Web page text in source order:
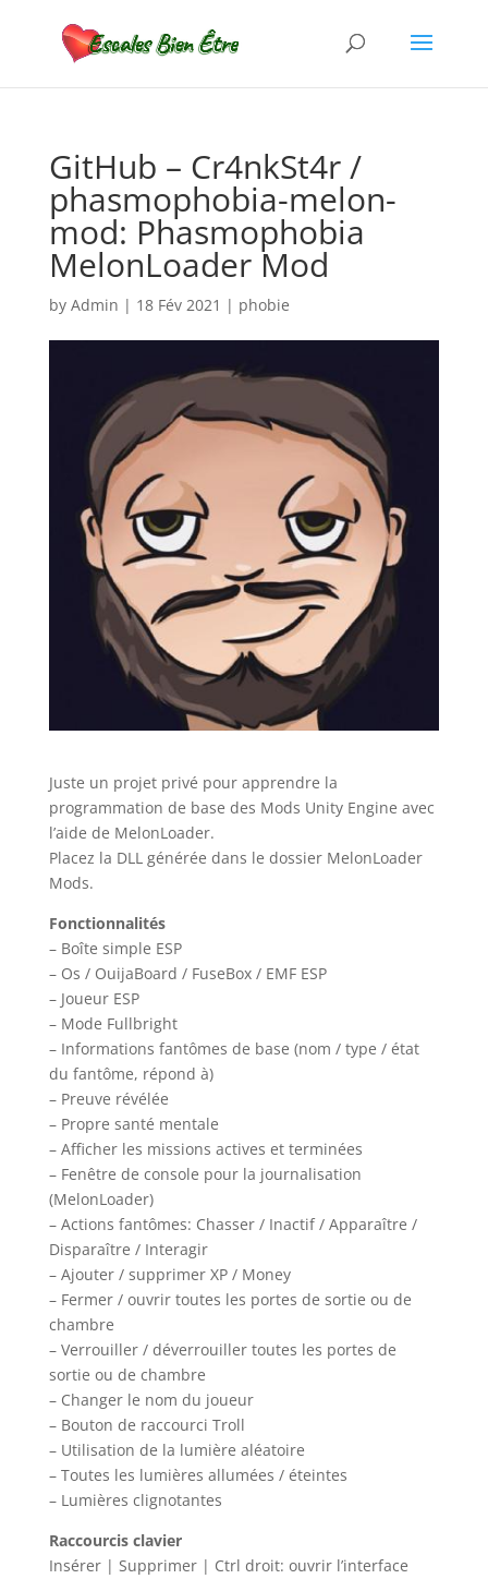
GitHub – Cr4nkSt4r /
phasmophobia-melon-
mod: Phasmophobia
MelonLoader Mod
by Admin | 18 Fév 2021 | phobie
Juste un projet privé pour apprendre la
programmation de base des Mods Unity Engine avec
l’aide de MelonLoader.
Placez la DLL générée dans le dossier MelonLoader
Mods.
Fonctionnalités
– Boîte simple ESP
– Os / OuijaBoard / FuseBox / EMF ESP
– Joueur ESP
– Mode Fullbright
– Informations fantômes de base (nom / type / état
du fantôme, répond à)
– Preuve révélée
– Propre santé mentale
– Afficher les missions actives et terminées
– Fenêtre de console pour la journalisation
(MelonLoader)
– Actions fantômes: Chasser / Inactif / Apparaître /
Disparaître / Interagir
– Ajouter / supprimer XP / Money
– Fermer / ouvrir toutes les portes de sortie ou de
chambre
– Verrouiller / déverrouiller toutes les portes de
sortie ou de chambre
– Changer le nom du joueur
– Bouton de raccourci Troll
– Utilisation de la lumière aléatoire
– Toutes les lumières allumées / éteintes
– Lumières clignotantes
Raccourcis clavier
Insérer | Supprimer | Ctrl droit: ouvrir l’interface